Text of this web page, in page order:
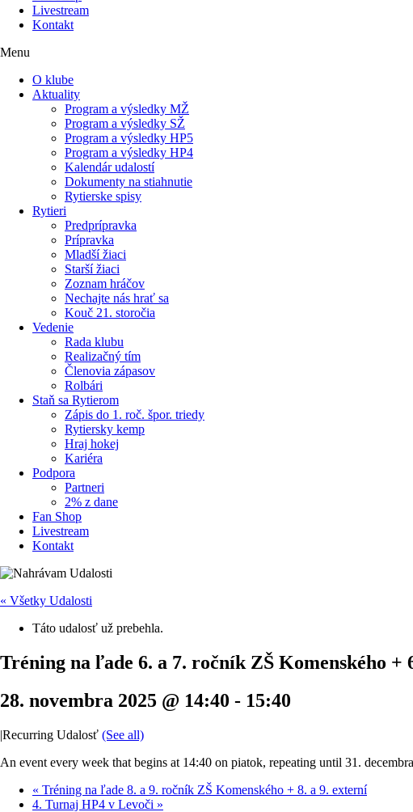
Livestream
Kontakt
Menu
O klube
Aktuality
Program a výsledky MŽ
Program a výsledky SŽ
Program a výsledky HP5
Program a výsledky HP4
Kalendár udalostí
Dokumenty na stiahnutie
Rytierske spisy
Rytieri
Predprípravka
Prípravka
Mladší žiaci
Starší žiaci
Zoznam hráčov
Nechajte nás hrať sa
Kouč 21. storočia
Vedenie
Rada klubu
Realizačný tím
Členovia zápasov
Rolbári
Staň sa Rytierom
Zápis do 1. roč. špor. triedy
Rytiersky kemp
Hraj hokej
Kariéra
Podpora
Partneri
2% z dane
Fan Shop
Livestream
Kontakt
« Všetky Udalosti
Táto udalosť už prebehla.
Tréning na ľade 6. a 7. ročník ZŠ Komenského +
28. novembra 2025 @ 14:40 - 15:40
|Recurring Udalosť (See all)
An event every week that begins at 14:40 on piatok, repeating until 31.
« Tréning na ľade 8. a 9. ročník ZŠ Komenského + 8. a 9. externí
4. Turnaj HP4 v Levoči »